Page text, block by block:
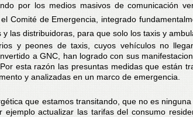
por los medios masivos de comunicación
Comité de Emergencia, integrado
y las distribuidoras, para que solo los taxis y
y peones de taxis, cuyos vehículos no
a GNC, han logrado con sus
esta razón las presuntas medidas que están
y analizadas en un marco de emergencia.
que estamos transitando, que no es
ejemplo actualizar las tarifas del consumo